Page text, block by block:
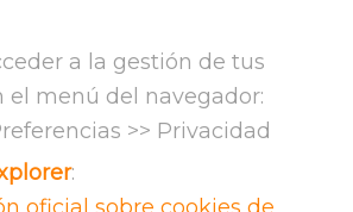
a la gestión de tus
el menú del navegador:
>> Privacidad
:
oficial sobre cookies de